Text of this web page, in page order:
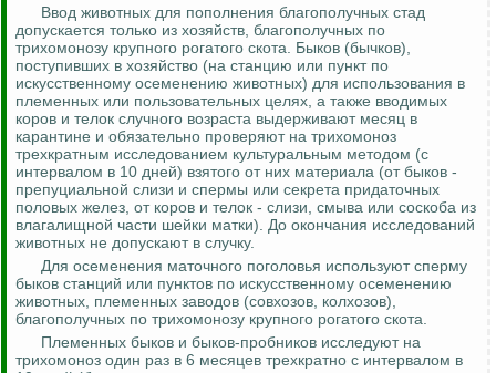
Ввод животных для пополнения благополучных стад
допускается только из хозяйств, благополучных по
трихомонозу крупного рогатого скота. Быков (бычков),
поступивших в хозяйство (на станцию или пункт по
искусственному осеменению животных) для использования в
племенных или пользовательных целях, а также вводимых
коров и телок случного возраста выдерживают месяц в
карантине и обязательно проверяют на трихомоноз
трехкратным исследованием культуральным методом (с
интервалом в 10 дней) взятого от них материала (от быков -
препуциальной слизи и спермы или секрета придаточных
половых желез, от коров и телок - слизи, смыва или соскоба из
влагалищной части шейки матки). До окончания исследований
животных не допускают в случку.
Для осеменения маточного поголовья используют сперму
быков станций или пунктов по искусственному осеменению
животных, племенных заводов (совхозов, колхозов),
благополучных по трихомонозу крупного рогатого скота.
Племенных быков и быков-пробников исследуют на
трихомоноз один раз в 6 месяцев трехкратно с интервалом в